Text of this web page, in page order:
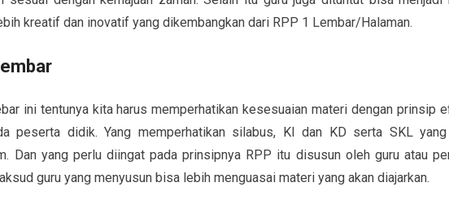
kreatif dan inovatif yang dikembangkan dari RPP 1 Lembar/Halaman.
ini tentunya kita harus memperhatikan kesesuaian materi dengan prinsip
peserta didik. Yang memperhatikan silabus, KI dan KD serta SKL
Dan yang perlu diingat pada prinsipnya RPP itu disusun oleh guru atau
guru yang menyusun bisa lebih menguasai materi yang akan diajarkan.